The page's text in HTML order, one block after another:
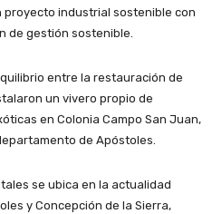
industrial sostenible con
de gestión sostenible.
entre la restauración de
un vivero propio de
en Colonia Campo San Juan,
de Apóstoles.
se ubica en la actualidad
y Concepción de la Sierra,